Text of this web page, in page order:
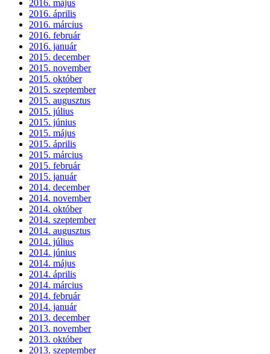
2016. május
2016. április
2016. március
2016. február
2016. január
2015. december
2015. november
2015. október
2015. szeptember
2015. augusztus
2015. július
2015. június
2015. május
2015. április
2015. március
2015. február
2015. január
2014. december
2014. november
2014. október
2014. szeptember
2014. augusztus
2014. július
2014. június
2014. május
2014. április
2014. március
2014. február
2014. január
2013. december
2013. november
2013. október
2013. szeptember